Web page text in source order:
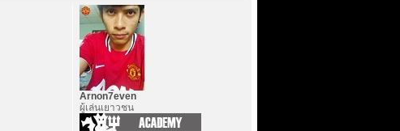
Arnon7even
ผู้เล่นเยาวชน